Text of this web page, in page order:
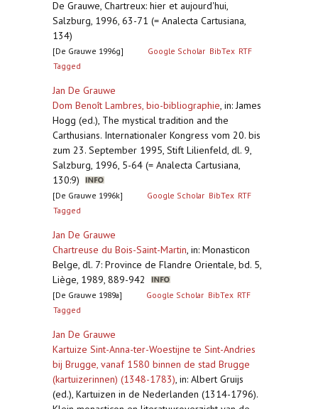
De Grauwe, Chartreux: hier et aujourd'hui,
Salzburg, 1996, 63-71 (= Analecta Cartusiana,
134)
[De Grauwe 1996g] Google Scholar BibTex RTF
Tagged
Jan De Grauwe
Dom Benoît Lambres, bio-bibliographie, in: James
Hogg (ed.), The mystical tradition and the
Carthusians. Internationaler Kongress vom 20. bis
zum 23. September 1995, Stift Lilienfeld, dl. 9,
Salzburg, 1996, 5-64 (= Analecta Cartusiana,
130:9)
[De Grauwe 1996k] Google Scholar BibTex RTF
Tagged
Jan De Grauwe
Chartreuse du Bois-Saint-Martin, in: Monasticon
Belge, dl. 7: Province de Flandre Orientale, bd. 5,
Liège, 1989, 889-942
[De Grauwe 1989a] Google Scholar BibTex RTF
Tagged
Jan De Grauwe
Kartuize Sint-Anna-ter-Woestijne te Sint-Andries
bij Brugge, vanaf 1580 binnen de stad Brugge
(kartuizerinnen) (1348-1783), in: Albert Gruijs
(ed.), Kartuizen in de Nederlanden (1314-1796).